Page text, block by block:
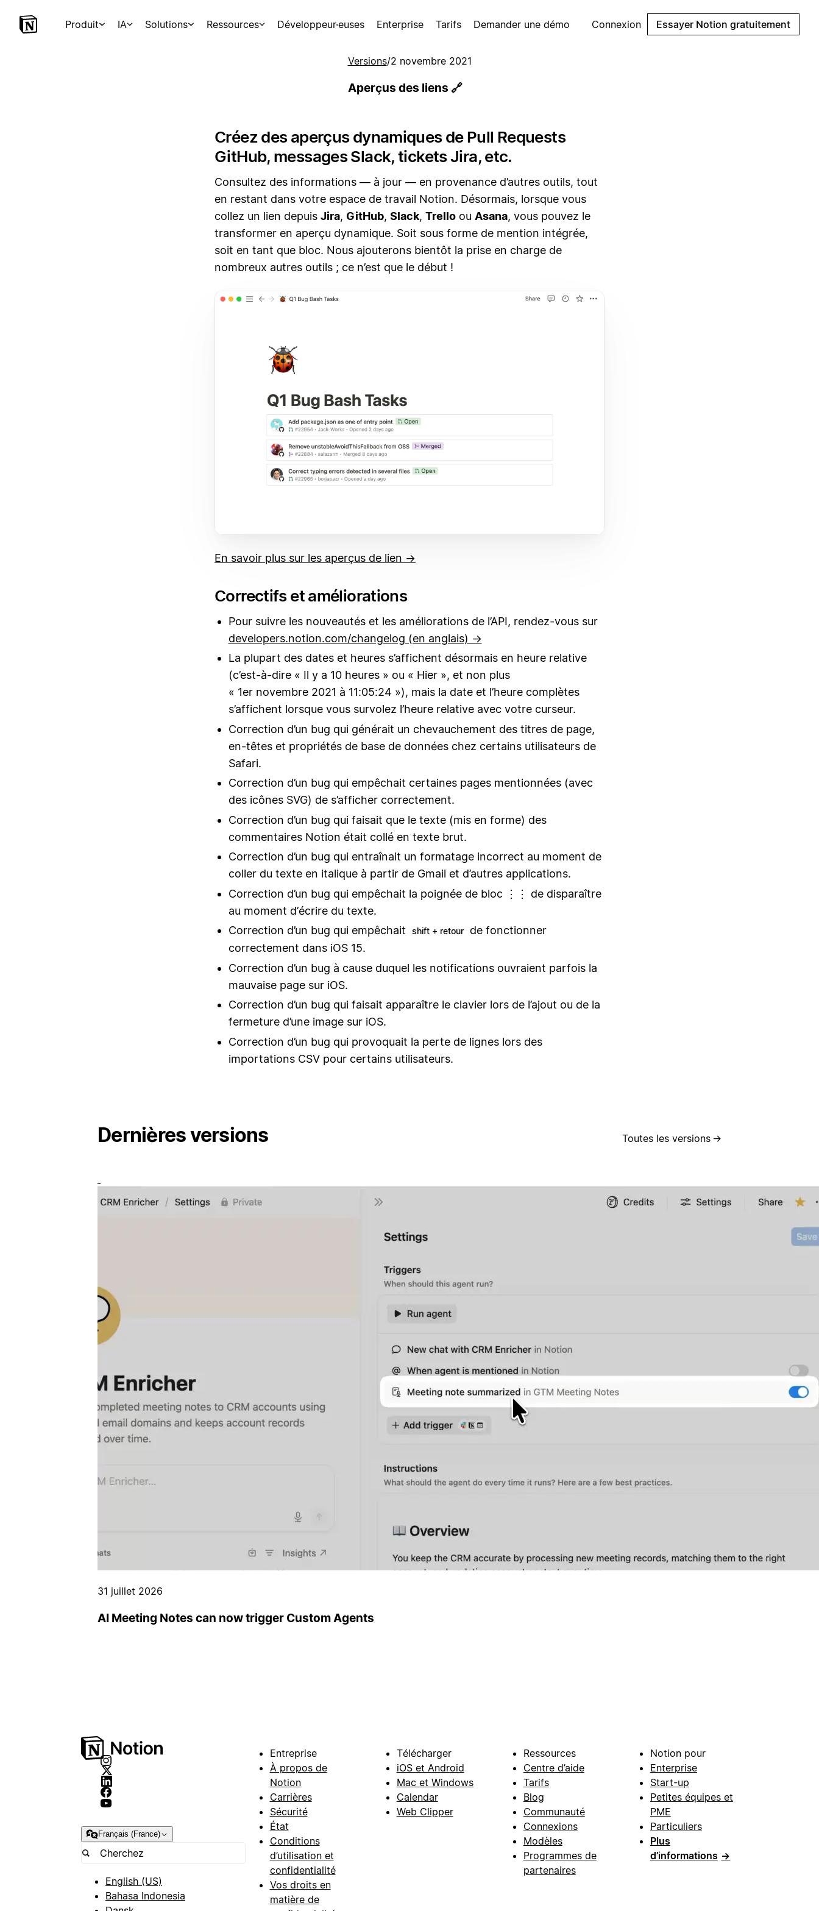
Produit IA Solutions Ressources Développeur·euses Enterprise Tarifs Demander une démo Connexion Essayer Notion gratuitement
Versions/2 novembre 2021
Aperçus des liens 🔗
Créez des aperçus dynamiques de Pull Requests
GitHub, messages Slack, tickets Jira, etc.
Consultez des informations — à jour — en provenance d’autres outils, tout
en restant dans votre espace de travail Notion. Désormais, lorsque vous
collez un lien depuis Jira, GitHub, Slack, Trello ou Asana, vous pouvez le
transformer en aperçu dynamique. Soit sous forme de mention intégrée,
soit en tant que bloc. Nous ajouterons bientôt la prise en charge de
nombreux autres outils ; ce n’est que le début !
En savoir plus sur les aperçus de lien →
Correctifs et améliorations
Pour suivre les nouveautés et les améliorations de l’API, rendez-vous sur
developers.notion.com/changelog (en anglais) →
La plupart des dates et heures s’affichent désormais en heure relative
(c’est-à-dire « Il y a 10 heures » ou « Hier », et non plus
« 1er novembre 2021 à 11:05:24 »), mais la date et l’heure complètes
s’affichent lorsque vous survolez l’heure relative avec votre curseur.
Correction d’un bug qui générait un chevauchement des titres de page,
en-têtes et propriétés de base de données chez certains utilisateurs de
Safari.
Correction d’un bug qui empêchait certaines pages mentionnées (avec
des icônes SVG) de s’afficher correctement.
Correction d’un bug qui faisait que le texte (mis en forme) des
commentaires Notion était collé en texte brut.
Correction d’un bug qui entraînait un formatage incorrect au moment de
coller du texte en italique à partir de Gmail et d’autres applications.
Correction d’un bug qui empêchait la poignée de bloc ⋮⋮ de disparaître
au moment d’écrire du texte.
Correction d’un bug qui empêchait
shift + retour
de fonctionner
correctement dans iOS 15.
Correction d’un bug à cause duquel les notifications ouvraient parfois la
mauvaise page sur iOS.
Correction d’un bug qui faisait apparaître le clavier lors de l’ajout ou de la
fermeture d’une image sur iOS.
Correction d’un bug qui provoquait la perte de lignes lors des
importations CSV pour certains utilisateurs.
Dernières versions Toutes les versions →
31 juillet 2026
AI Meeting Notes can now trigger Custom Agents
Français (France)
English (US)
Bahasa Indonesia
Entreprise
À propos de
Notion
Carrières
Sécurité
État
Conditions
d’utilisation et
confidentialité
Vos droits en
matière de
Télécharger
iOS et Android
Mac et Windows
Calendar
Web Clipper
Ressources
Centre d’aide
Tarifs
Blog
Communauté
Connexions
Modèles
Programmes de
partenaires
Notion pour
Enterprise
Start-up
Petites équipes et
PME
Particuliers
Plus
d’informations →